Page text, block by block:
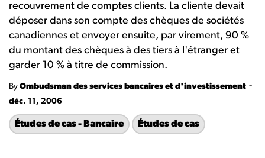
recouvrement de comptes clients. La cliente devait
déposer dans son compte des chèques de sociétés
canadiennes et envoyer ensuite, par virement, 90 %
du montant des chèques à des tiers à l'étranger et
garder 10 % à titre de commission.
By Ombudsman des services bancaires et d'investissement -
déc. 11, 2006
Études de cas - Bancaire Études de cas